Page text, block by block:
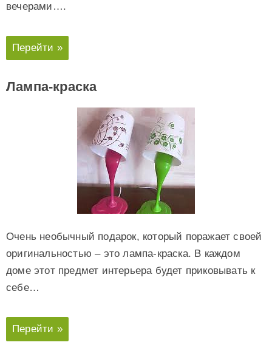
вечерами….
Перейти »
Лампа-краска
Очень необычный подарок, который поражает своей
оригинальностью – это лампа-краска. В каждом
доме этот предмет интерьера будет приковывать к
себе…
Перейти »